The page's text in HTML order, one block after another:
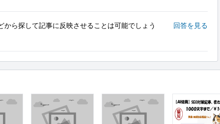
から探して記事に反映させることは可能でしょう 回答を見る